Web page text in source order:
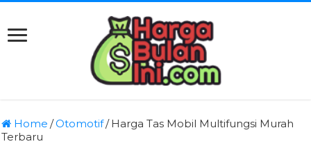
Home /Otomotif/Harga Tas Mobil Multifungsi Murah
Terbaru